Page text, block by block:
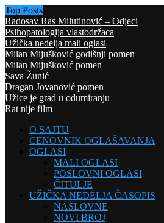
Top Posts
Radosav Ras Milutinović – Odjeci
Psihopatologija vlastodržaca
Užička nedelja mali oglasi
Milan Mijušković godišnji pomen
Milan Mijušković pomen
Sava Žunić
Dragan Jovanović pomen
Užice je grad u odumiranju
Rat nije film
O SAJTU
CENOVNIK OGLAŠAVANJA
OGLASI
MALI OGLASI
POSLOVNI OGLASI
ČITULJE
UŽIČKA NEDELJA ČASOPIS
NASLOVNE
NOVI BROJ